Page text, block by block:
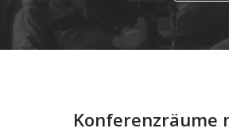
Konferenzräume